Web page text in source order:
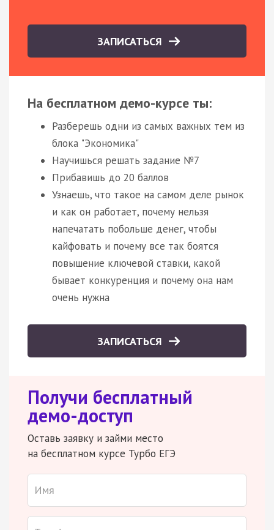
ЗАПИСАТЬСЯ
На бесплатном демо-курсе ты:
Разберешь одни из самых важных тем из
блока "Экономика"
Научишься решать задание №7
Прибавишь до 20 баллов
Узнаешь, что такое на самом деле рынок
и как он работает, почему нельзя
напечатать побольше денег, чтобы
кайфовать и почему все так боятся
повышение ключевой ставки, какой
бывает конкуренция и почему она нам
очень нужна
ЗАПИСАТЬСЯ
Получи бесплатный
демо-доступ
Оставь заявку и займи место
на бесплатном курсе Турбо ЕГЭ